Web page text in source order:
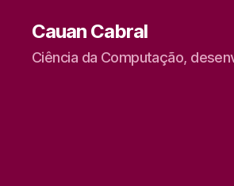
Cauan Cabral
Ciência da Computação,